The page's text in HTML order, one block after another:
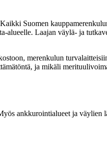
Suomen
Laajan väylä- ja
merenkulun
ja mikäli
ankkurointialueet ja väylien